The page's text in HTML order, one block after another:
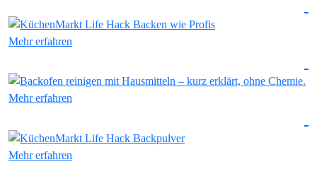
Mehr erfahren
Mehr erfahren
Mehr erfahren